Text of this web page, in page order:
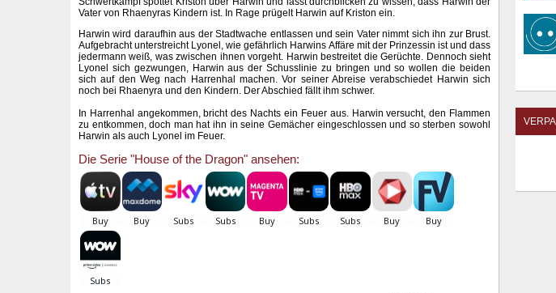
Vater von Rhaenyras Kindern ist. In Rage prügelt Harwin auf Kriston ein.
Harwin wird daraufhin aus der Stadtwache entlassen und sein Vater nimmt sich ihn zur Brust.
Aufgebracht unterstreicht Lyonel, wie gefährlich Harwins Affäre mit der Prinzessin ist und dass
jedermann weiß, was zwischen ihnen vorgeht. Harwin bestreitet die Gerüchte. Dennoch sieht
Lyonel sich gezwungen, Harwin aus der Schusslinie zu bringen und so wollen die beiden
sich auf den Weg nach Harrenhal machen. Vor seiner Abreise verabschiedet Harwin sich
noch bei Rhaenyra und den Kindern. Der Abschied fällt ihm schwer.
In Harrenhal angekommen, bricht des Nachts ein Feuer aus. Harwin versucht, den Flammen
zu entkommen, doch man hat ihn in seine Gemächer eingeschlossen und so sterben sowohl
Harwin als auch Lyonel im Feuer.
Die Serie "House of the Dragon" ansehen: